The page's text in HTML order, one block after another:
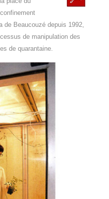
de Beaucouzé depuis 1992,
de manipulation des
de quarantaine.